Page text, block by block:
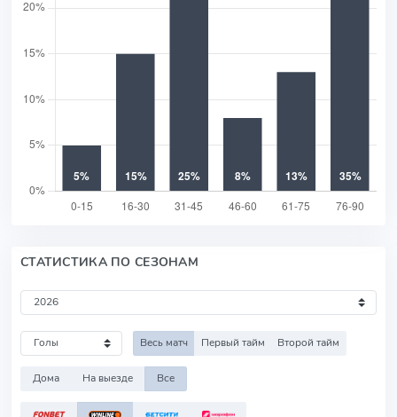
СТАТИСТИКА ПО СЕЗОНАМ
Весь матч Первый тайм Второй тайм
Дома На выезде Все